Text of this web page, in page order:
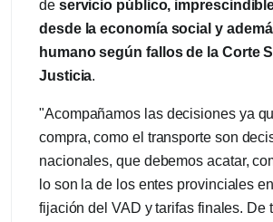
de servicio público,
desde la economía social y
humano según fallos de la Corte
Justicia.
"Acompañamos las decisiones ya
compra, como el transporte son
nacionales, que debemos acatar,
lo son la de los entes provinciales
fijación del VAD y tarifas finales. De